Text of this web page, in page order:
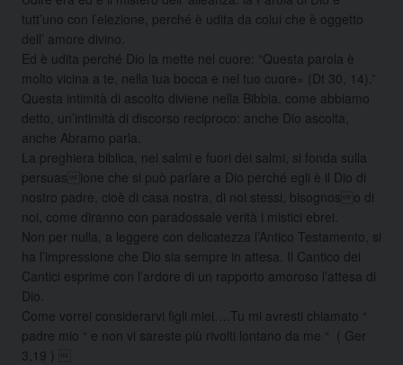
tutt’uno con l’elezione, perché è udita da colui che è oggetto
dell’ amore divino.
Ed è udita perché Dio la mette nel cuore: “Questa parola è
molto vicina a te, nella tua bocca e nel tuo cuore» (Dt 30, 14).”
Questa intimità di ascolto diviene nella Bibbia, come abbiamo
detto, un’intimità di discorso reciproco: anche Dio ascolta,
anche Abramo parla.
La preghiera biblica, nei salmi e fuori dei salmi, si fonda sulla
persuasione che si può parlare a Dio perché egli è il Dio di
nostro padre, cioè di casa nostra, di noi stessi, bisognoso di
noi, come diranno con paradossale verità i mistici ebrei.
Non per nulla, a leggere con delicatezza l’Antico Testamento, si
ha l’impressione che Dio sia sempre in attesa. Il Cantico dei
Cantici esprime con l’ardore di un rapporto amoroso l’attesa di
Dio.
Come vorrei considerarvi figli miei….Tu mi avresti chiamato “
padre mio “ e non vi sareste più rivolti lontano da me “ ( Ger
3,19 )